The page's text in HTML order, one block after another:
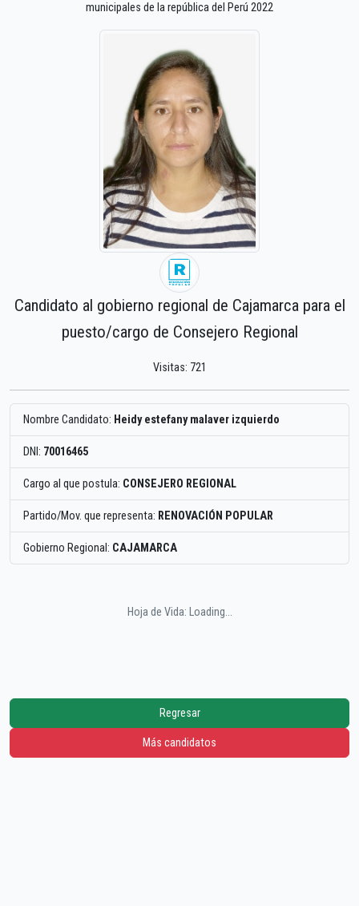
municipales de la república del Perú 2022
Candidato al gobierno regional de Cajamarca para el
puesto/cargo de Consejero Regional
Visitas: 721
Nombre Candidato: Heidy estefany malaver izquierdo
DNI: 70016465
Cargo al que postula: CONSEJERO REGIONAL
Partido/Mov. que representa: RENOVACIÓN POPULAR
Gobierno Regional: CAJAMARCA
Hoja de Vida: Loading...
Regresar
Más candidatos